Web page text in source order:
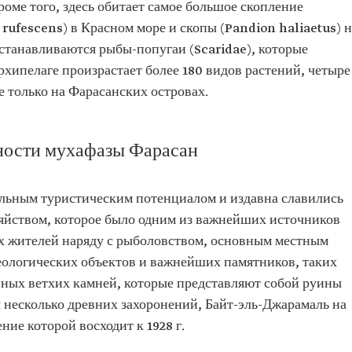
того, здесь обитает самое большое скопление
rufescens) в Красном море и скопы (Pandion haliaetus)
рыбы-попугаи (Scaridae), которые
произрастает более 180 видов растений, четыре
только на Фарасанских островах.
мухафазы Фарасан
туристическим потенциалом и издавна славились
которое было одним из важнейших источников
жителей наряду с рыболовством, основным местным
объектов и важнейших памятников, таких
ветхих камней, которые представляют собой руины
несколько древних захоронений, Байт-эль-Джарамаль на
которой восходит к 1928 г.